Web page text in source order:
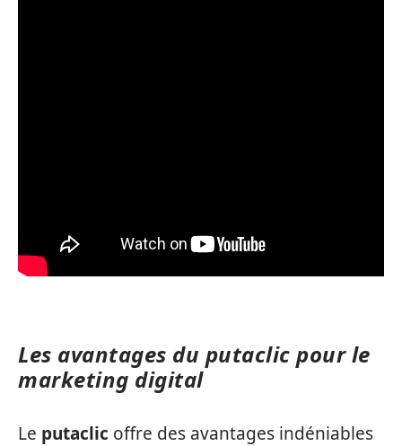
Les avantages du putaclic pour le
marketing digital
Le putaclic offre des avantages indéniables